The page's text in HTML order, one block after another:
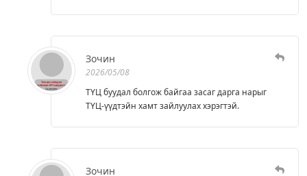
Зочин
2026/05/08
ТҮЦ буудал болгож байгаа засаг дарга нарыг
ТҮЦ-үүдтэйн хамт зайлуулах хэрэгтэй.
Зочин